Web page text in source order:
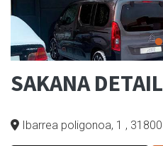
SAKANA DETAIL
Ibarrea poligonoa, 1 , 31800